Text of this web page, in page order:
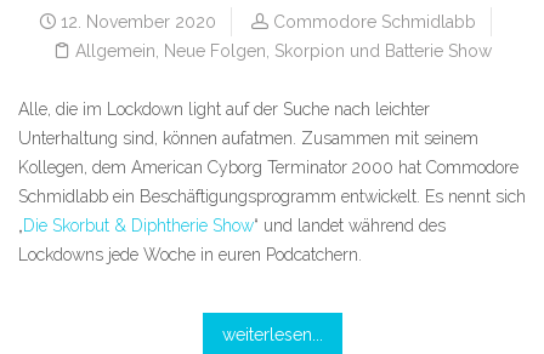
12. November 2020
Commodore Schmidlabb
Allgemein, Neue Folgen, Skorpion und Batterie Show
Alle, die im Lockdown light auf der Suche nach leichter
Unterhaltung sind, können aufatmen. Zusammen mit seinem
Kollegen, dem American Cyborg Terminator 2000 hat Commodore
Schmidlabb ein Beschäftigungsprogramm entwickelt. Es nennt sich
„Die Skorbut & Diphtherie Show“ und landet während des
Lockdowns jede Woche in euren Podcatchern.
weiterlesen...